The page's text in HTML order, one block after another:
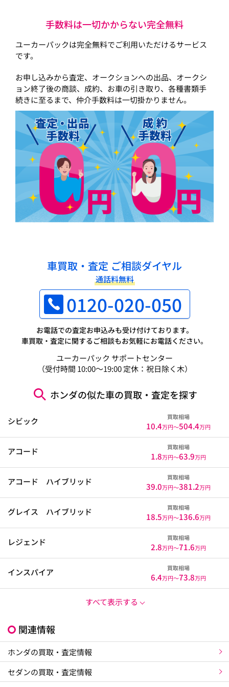
手数料は一切かからない完全無料
ユーカーパックは完全無料でご利用いただけるサービス
です。
お申し込みから査定、オークションへの出品、オークシ
ョン終了後の商談、成約、お車の引き取り、各種書類手
続きに至るまで、仲介手数料は一切掛かりません。
車買取・査定 ご相談ダイヤル
通話料無料
0120-020-050
お電話での査定お申込みも受け付けております。
車買取・査定に関するご相談もお気軽にお電話ください。
ユーカーパック サポートセンター
（受付時間 10:00～19:00 定休：祝日除く木）
ホンダの似た車の買取・査定を探す
シビック 買取相場
10.4万円〜504.4万円
アコード 買取相場
1.8万円〜63.9万円
アコード ハイブリッド 買取相場
39.0万円〜381.2万円
グレイス ハイブリッド 買取相場
18.5万円〜136.6万円
レジェンド 買取相場
2.8万円〜71.6万円
インスパイア 買取相場
6.4万円〜73.8万円
すべて表示する
関連情報
ホンダの買取・査定情報
セダンの買取・査定情報